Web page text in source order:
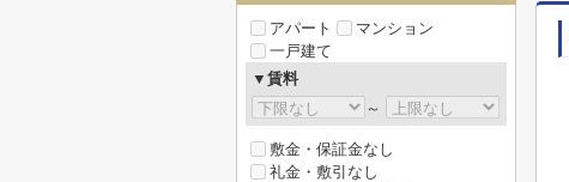
アパート
マンション
一戸建て
▼賃料
～
敷金・保証金なし
礼金・敷引なし